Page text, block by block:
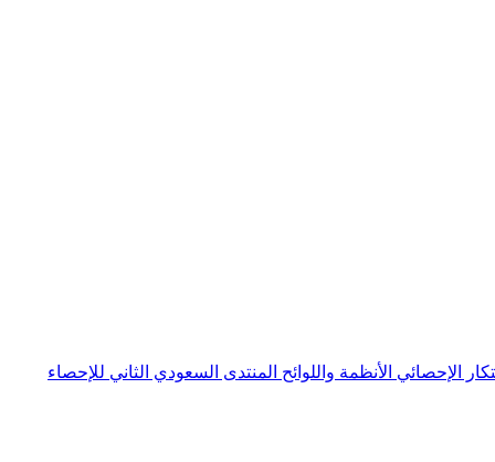
الإحصائي الأنظمة واللوائح المنتدى السعودي الثاني للإحصاء